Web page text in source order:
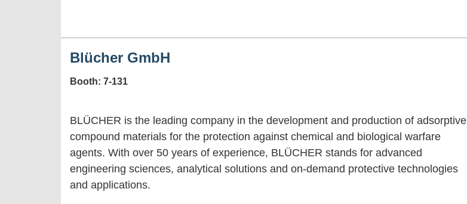
Blücher GmbH
Booth: 7-131
BLÜCHER is the leading company in the development and production of adsorptive
compound materials for the protection against chemical and biological warfare
agents. With over 50 years of experience, BLÜCHER stands for advanced
engineering sciences, analytical solutions and on-demand protective technologies
and applications.